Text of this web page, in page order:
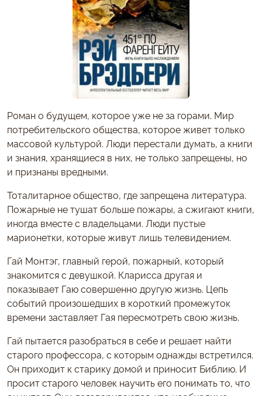
Роман о будущем, которое уже не за горами. Мир
потребительского общества, которое живет только
массовой культурой. Люди перестали думать, а книги
и знания, хранящиеся в них, не только запрещены, но
и признаны вредными.
Тоталитарное общество, где запрещена литература.
Пожарные не тушат больше пожары, а сжигают книги,
иногда вместе с владельцами. Люди пустые
марионетки, которые живут лишь телевидением.
Гай Монтэг, главный герой, пожарный, который
знакомится с девушкой. Кларисса другая и
показывает Гаю совершенно другую жизнь. Цепь
событий произошедших в короткий промежуток
времени заставляет Гая пересмотреть свою жизнь.
Гай пытается разобраться в себе и решает найти
старого профессора, с которым однажды встретился.
Он приходит к старику домой и приносит Библию. И
просит старого человек научить его понимать то, что